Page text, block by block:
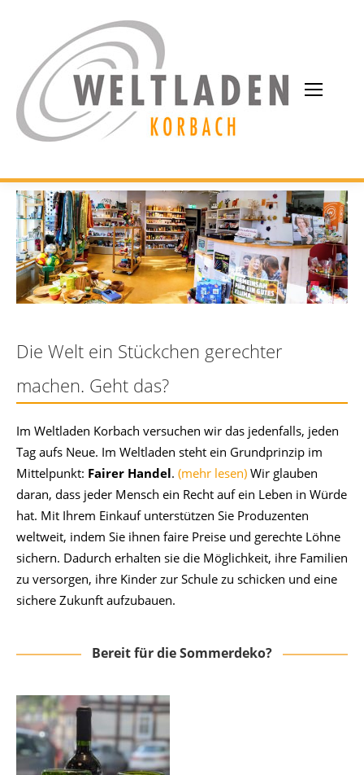
Die Welt ein Stückchen gerechter
machen. Geht das?
Im Weltladen Korbach versuchen wir das jedenfalls, jeden
Tag aufs Neue. Im Weltladen steht ein Grundprinzip im
Mittelpunkt: Fairer Handel. (mehr lesen) Wir glauben
daran, dass jeder Mensch ein Recht auf ein Leben in Würde
hat. Mit Ihrem Einkauf unterstützen Sie Produzenten
weltweit, indem Sie ihnen faire Preise und gerechte Löhne
sichern. Dadurch erhalten sie die Möglichkeit, ihre Familien
zu versorgen, ihre Kinder zur Schule zu schicken und eine
sichere Zukunft aufzubauen.
Bereit für die Sommerdeko?